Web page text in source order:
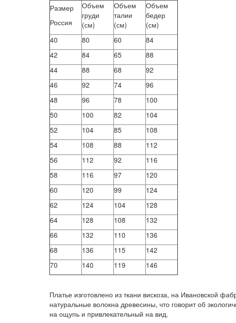
Размер
Россия
Объем
груди
(см)
Объем
талии
(см)
Объем
бедер
(см)
40
80 60
84
42
84 65
88
44
88 68
92
46
92 74
96
48
96 78
100
50
100 82
104
52
104 85
108
54
108 88
112
56
112 92
116
58
116 97
120
60
120 99
124
62
124 104
128
64
128 108
132
66
132 110
136
68
136 115
142
70
140 119 146
Платье изготовлено из ткани вискоза, на Ивановской
натуральные волокна древесины, что говорит об
на ощупь и привлекательный на вид.